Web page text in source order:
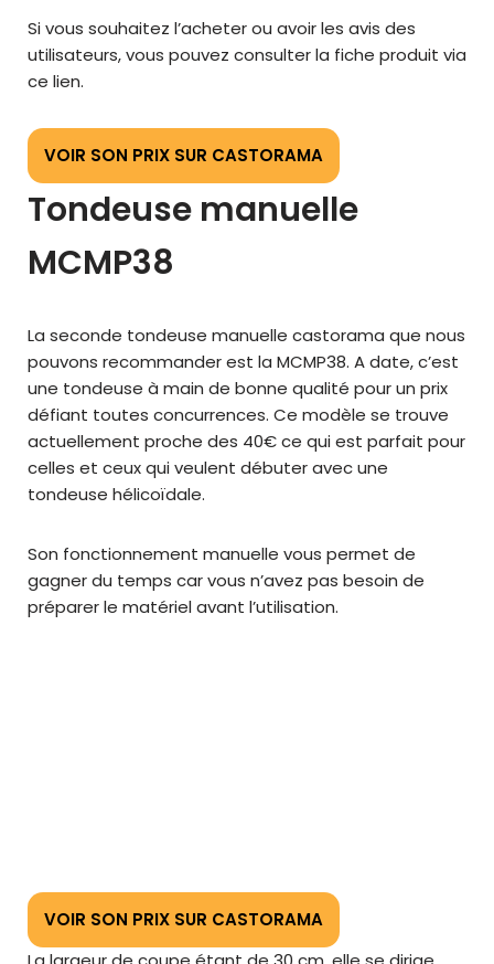
Si vous souhaitez l’acheter ou avoir les avis des
utilisateurs, vous pouvez consulter la fiche produit via
ce lien.
VOIR SON PRIX SUR CASTORAMA
Tondeuse manuelle
MCMP38
La seconde tondeuse manuelle castorama que nous
pouvons recommander est la MCMP38. A date, c’est
une tondeuse à main de bonne qualité pour un prix
défiant toutes concurrences. Ce modèle se trouve
actuellement proche des 40€ ce qui est parfait pour
celles et ceux qui veulent débuter avec une
tondeuse hélicoïdale.
Son fonctionnement manuelle vous permet de
gagner du temps car vous n’avez pas besoin de
préparer le matériel avant l’utilisation.
VOIR SON PRIX SUR CASTORAMA